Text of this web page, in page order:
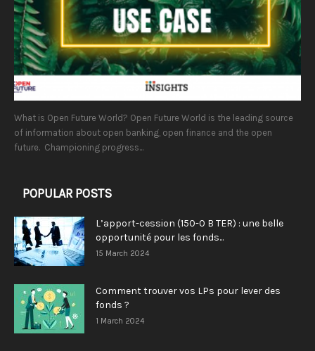
What is Open Future World? Open Future World is the leading source
of information about open banking, open finance and the open
future. Championing progress...
POPULAR POSTS
L’apport-cession (150-0 B TER) : une belle
opportunité pour les fonds...
15 March 2024
Comment trouver vos LPs pour lever des
fonds ?
1 March 2024